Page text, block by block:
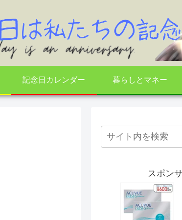
記念日カレンダー 暮らしとマネー
スポン